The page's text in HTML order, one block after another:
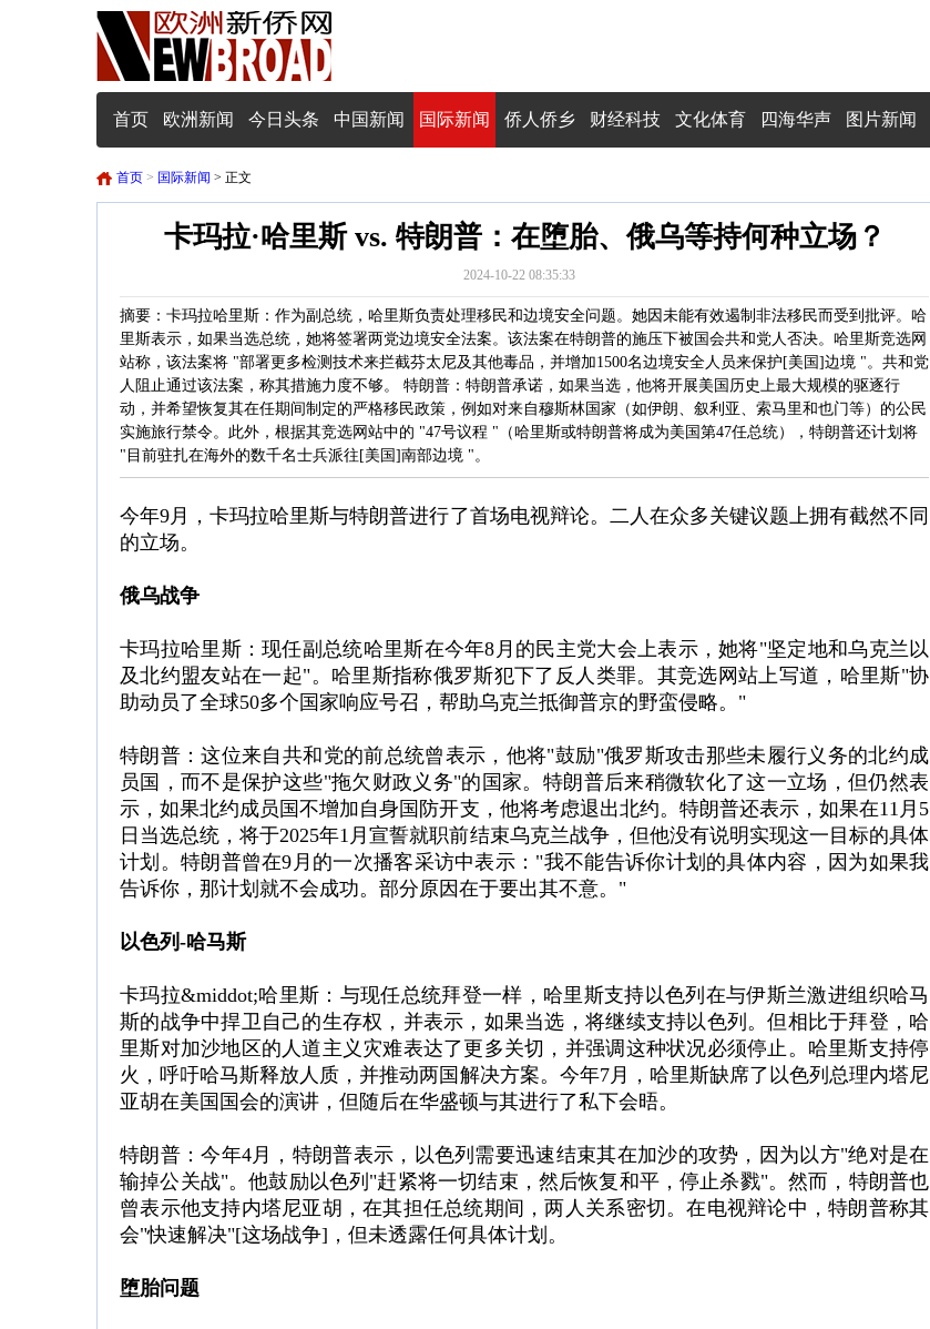
首页 欧洲新闻 今日头条 中国新闻 国际新闻 侨人侨乡 财经科技 文化体育 四海华声 图片新闻
首页 > 国际新闻 > 正文
卡玛拉·哈里斯 vs. 特朗普：在堕胎、俄乌等持何种立场？
2024-10-22 08:35:33
摘要：卡玛拉哈里斯：作为副总统，哈里斯负责处理移民和边境安全问题。她因未能有效遏制非法移民而受到批评。哈
里斯表示，如果当选总统，她将签署两党边境安全法案。该法案在特朗普的施压下被国会共和党人否决。哈里斯竞选网
站称，该法案将 "部署更多检测技术来拦截芬太尼及其他毒品，并增加1500名边境安全人员来保护[美国]边境 "。共和党
人阻止通过该法案，称其措施力度不够。 特朗普：特朗普承诺，如果当选，他将开展美国历史上最大规模的驱逐行
动，并希望恢复其在任期间制定的严格移民政策，例如对来自穆斯林国家（如伊朗、叙利亚、索马里和也门等）的公民
实施旅行禁令。此外，根据其竞选网站中的 "47号议程 "（哈里斯或特朗普将成为美国第47任总统），特朗普还计划将
"目前驻扎在海外的数千名士兵派往[美国]南部边境 "。
今年9月，卡玛拉哈里斯与特朗普进行了首场电视辩论。二人在众多关键议题上拥有截然不同
的立场。
俄乌战争
卡玛拉哈里斯：现任副总统哈里斯在今年8月的民主党大会上表示，她将"坚定地和乌克兰以
及北约盟友站在一起"。哈里斯指称俄罗斯犯下了反人类罪。其竞选网站上写道，哈里斯"协
助动员了全球50多个国家响应号召，帮助乌克兰抵御普京的野蛮侵略。"
特朗普：这位来自共和党的前总统曾表示，他将"鼓励"俄罗斯攻击那些未履行义务的北约成
员国，而不是保护这些"拖欠财政义务"的国家。特朗普后来稍微软化了这一立场，但仍然表
示，如果北约成员国不增加自身国防开支，他将考虑退出北约。特朗普还表示，如果在11月5
日当选总统，将于2025年1月宣誓就职前结束乌克兰战争，但他没有说明实现这一目标的具体
计划。特朗普曾在9月的一次播客采访中表示："我不能告诉你计划的具体内容，因为如果我
告诉你，那计划就不会成功。部分原因在于要出其不意。"
以色列-哈马斯
卡玛拉&middot;哈里斯：与现任总统拜登一样，哈里斯支持以色列在与伊斯兰激进组织哈马
斯的战争中捍卫自己的生存权，并表示，如果当选，将继续支持以色列。但相比于拜登，哈
里斯对加沙地区的人道主义灾难表达了更多关切，并强调这种状况必须停止。哈里斯支持停
火，呼吁哈马斯释放人质，并推动两国解决方案。今年7月，哈里斯缺席了以色列总理内塔尼
亚胡在美国国会的演讲，但随后在华盛顿与其进行了私下会晤。
特朗普：今年4月，特朗普表示，以色列需要迅速结束其在加沙的攻势，因为以方"绝对是在
输掉公关战"。他鼓励以色列"赶紧将一切结束，然后恢复和平，停止杀戮"。然而，特朗普也
曾表示他支持内塔尼亚胡，在其担任总统期间，两人关系密切。在电视辩论中，特朗普称其
会"快速解决"[这场战争]，但未透露任何具体计划。
堕胎问题